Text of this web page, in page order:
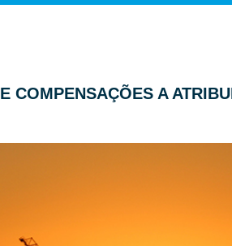
COMPENSAÇÕES A